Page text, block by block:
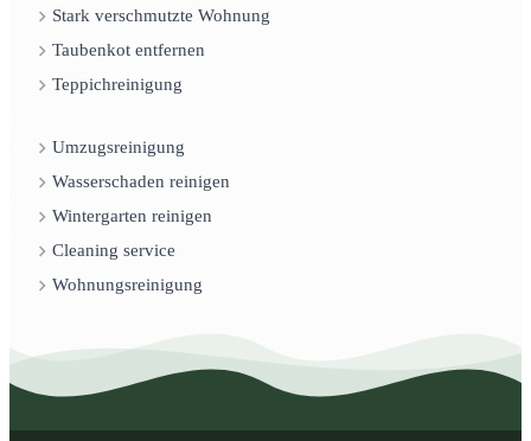
Stark verschmutzte Wohnung
Taubenkot entfernen
Teppichreinigung
Umzugsreinigung
Wasserschaden reinigen
Wintergarten reinigen
Cleaning service
Wohnungsreinigung